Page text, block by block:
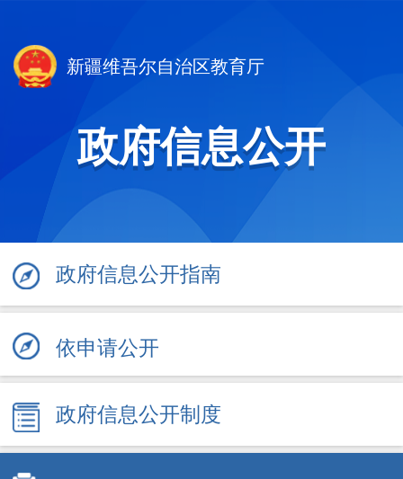
新疆维吾尔自治区教育厅
政府信息公开
政府信息公开指南
依申请公开
政府信息公开制度